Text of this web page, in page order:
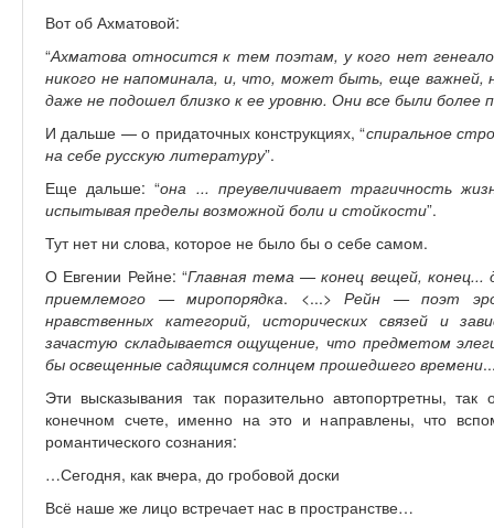
Вот об Ахматовой:
“Ахматова относится к тем поэтам, у кого нет
никого не напоминала, и, что, может быть, еще важней,
даже не подошел близко к ее уровню. Они все были более
И дальше — о придаточных конструкциях, “спиральное
на себе русскую литературу”.
Еще дальше: “она ... преувеличивает трагичность
испытывая пределы возможной боли и стойкости”.
Тут нет ни слова, которое не было бы о себе самом.
О Евгении Рейне: “Главная тема — конец вещей, конец...
приемлемого — миропорядка. <...> Рейн — поэт
нравственных категорий, исторических связей и
зачастую складывается ощущение, что предметом
бы освещенные садящимся солнцем прошедшего времени
Эти высказывания так поразительно автопортретны,
конечном счете, именно на это и направлены, что
романтического сознания:
…Сегодня, как вчера, до гробовой доски
Всё наше же лицо встречает нас в пространстве…